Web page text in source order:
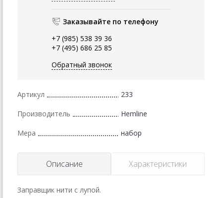
Заказывайте по телефону
+7 (985) 538 39 36
+7 (495) 686 25 85
Обратный звонок
Артикул 233
Производитель Hemline
Мера набор
Описание Характеристики
Заправщик нити с лупой.